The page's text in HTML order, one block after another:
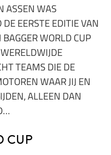
ASSEN WAS
EERSTE EDITIE VAN
WORLD CUP
TEAMS DIE DE
WAAR JIJ EN
ALLEEN DAN
Cup